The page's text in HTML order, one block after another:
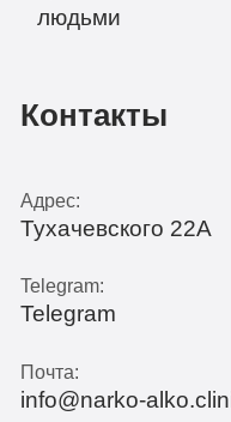
Контакты
Адрес:
Тухачевского 22А
Telegram:
Telegram
Почта:
info@narko-